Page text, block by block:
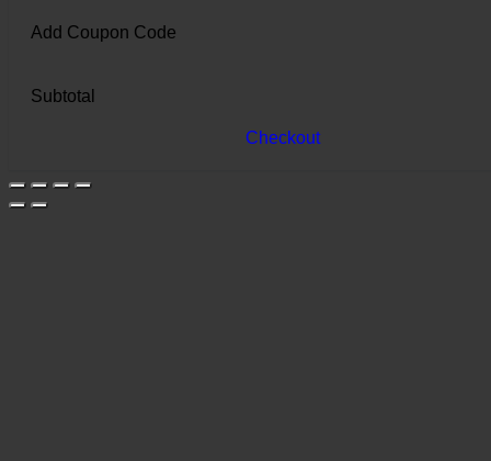
Add Coupon Code
Subtotal
Checkout